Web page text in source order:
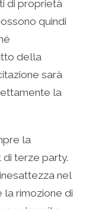
di proprietà
quindi
della
sarà
la
la
terze party.
nel
rimozione di